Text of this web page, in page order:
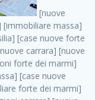
[nuove costruzioni versilia] [vendita case carrara] [immobiliare massa] [case nuove toscana] [case in vendita versilia] [case nuove forte dei marmi] [case in vendita carrara] [case nuove carrara] [nuove costruzioni pietrasanta] [nuove costruzioni forte dei marmi] [immobiliare versilia] [case nuove massa] [case nuove pietrasanta] [case nuove liguria] [immobiliare forte dei marmi] [nuove costruzioni liguria] [nuove costruzioni carrara] [nuove costruzioni massa] [immobiliare carrara] case in vendita toscana [immobiliare liguria] [case in vendita massa] [vendita case massa] [vendita case versilia] [nuove costruzioni toscana] [immobiliare pietrasanta] [immobiliare toscana] [case nuove versilia] nuove costruzioni case nuove in vendita case nuove case in costruzione case nuova costruzione appartamenti nuova costruzione case in vendita nuove costruzioni terreno edificabile nuove costruzioni milano marina di carrara carrara massa massa carrara toscana versilia case in vendita a milano case in vendita a roma appartamenti nuovi in vendita vendita case milano case in vendita torino case in vendita milano case di nuova costruzione nuove costruzioni roma case in vendita roma , appartamenti in . vendita case roma vendita case torino villette nuova costruzione vendita case privati cerco casa milano vendita case impresa edile vendita case genova vendita immobili vendita case nuove cerco casa ville nuova costruzione annunci case in vendita case in vendita nuova costruzione nuove case in vendita case in vendita da privati villette a schiera cerco casa in vendita case in affitto vendita nuove costruzioni costruire case affitto affitto negozio milano cerco casa roma cerco casa nuova costruzione appartamenti in costruzione, appartamenti in . case nuove vendita case in vendita nuove case nuove milano nuove costruzioni morena case in vendita costruzioni case case in vendita tor vergata nuova annunci vendita case case in vendita milano centro, appartamenti in . vendita case nuova costruzione case in vendita privati agenzia immobiliare appartamenti di nuova costruzione ville in costruzione case in vendita a opera nuova costruzione nuove costruzioni torino, appartamenti in . appartamenti nuovi impresa edile roma trova casa costruzioni nuove appartamenti in affitto cantieri in costruzione, appartamenti in . immobiliare nuove costruzioni case in vendita dragona appartamenti in vendita siti vendita case case in vendita roma nord nuovi costruzioni ville nuove in vendita nuove costruzioni in vendita trovocasa cerco casa affitto villette in vendita nuove costruzioni immobiliari nuove costruzioni bologna toscano immobiliare palermo nuovi appartamenti vendita case dragona nuova costruzione case in vendita villaggio prenestino, appartamenti in . case in vendita dal costruttore imprese edili torino nuove costruzioni firenze immobiliare case nuove in costruzione toscano immobiliare milano, appartamenti in . casanuova case in vendita acilia dragona case in vendita di nuova costruzione case in vendita da costruttore nuove costruzioni eur case e cantieri appartamenti in vendita nuova costruzione case in vendita a dragona roma case in vendita nuove case in costruzione porta portese immobiliare appartamenti cerco casa disperatamente case in vendita torresina cascine in vendita vendita immobili roma, appartamenti in . milano nuove costruzioni morena case in vendita costruzioni edili nuove costruzioni catania visure catastali on line gratis nuove costruzioni monza case in costruzione milano, appartamenti in . nuove costruzioni boccea vendita immobili milano attico immobiliare roma vendita imprese edili bergamo impresa edile bologna case in vendita a classe appartamento nuovo nuove costruzioni pietralata case costruzione case in vendita roma sud nuove costruzioni residenziali a milano appartamenti nuova costruzione milano case in vendita boccea case in vendita morena nuove costruzioni vendita immobili privati, appartamenti in . comprare casa nuova costruzione case in vendita con leasing case in vendita ostia antica case nuova costruzione milano appartamenti nuovi milano case nuove roma nuove costruzioni bari edilizia convenzionata case in vendita a tortona villaggio prenestino case in vendita toscano immobiliare professione casa nuove costruzioni parma impresa costruzioni nuove case nuove costruzioni bergamo vendita immobili torino ville di nuova costruzione solo affitti appartamento nuovo in vendita appartamenti nuova costruzione roma case nuova costruzione roma, appartamenti in . nuove costruzioni a milano case in costruzione roma impresa di costruzioni grimaldi immobiliare costruzioni villetta nuova costruzione case in vendita da imprese edili cerco casa a acquisto casa in costruzione nuove costruzioni mare costruzioni immobiliari cantieri nuove costruzioni acquisto casa nuova costruzione nuove costruzioni padova comprare casa in costruzione impresa edile napoli nuove costruzioni pescara casa risorse immobiliari, appartamenti in . immobili in costruzione villette nuove villette nuove in vendita gabetti imprese edili verona nuove costruzioni milano sud nuovi immobili nuove costruzioni legnano, appartamenti in . cantieri nuove costruzioni milano villa nuova case vendita nuove costruzioni appartamenti in vendita nuovi immobili nuovi costruttori case imprese edili brescia nuovi appartamenti milano case in vendita selva nera casa nuova retecasa case nuova costruzione in vendita monolocale imprese edili firenze imprese edili padova frimm vendita case dragona nuove costruzioni vendita imprese edili parma imprese di costruzioni milano immobiliare toscano frimm immobiliare roma case case dal costruttore acquisto terreno agricolo imprese edili italiane roma vende casa case nuove a milano nuove costruzioni a roma imprese costruzioni roma cerco casa nuova immobili di nuova costruzione case in vendita castelverde roma impresa edile palermo rent to buy roma nuove costruzioni, appartamenti in . tempocasa case in vendita a riscatto nuove costruzioni varese nuove costruzioni bolzano vendita case in costruzione nuove costruzioni lecce cantiere milano costruire villa imprese edili treviso impresa edile catania case in vendita roma tiburtina vendita appartamenti nuova costruzione vendita immobili commerciali case nuove in vendita milano nuove costruzioni seregno cerca casa vendita cerco casa milano vendita nuove costruzioni milano ovest vendita case nuove milano imprese edili modena nuove costruzioni milano centro case in vendita aranova nuove abitazioni, appartamenti in ., appartamenti in . nuove costruzioni brescia nuove costruzioni como appartamenti nuovi in vendita a milano case in vendita bologna nuove costruzioni appartamenti in vendita milano nuova costruzione imprese edili como morena nuove costruzioni nuove costruzioni case vendita appartamenti nuovi nuove costruzioni salerno eurekasa villette in costruzione bilocali nuovi case nuove in vendita a roma case in vendita con permuta nuove costruzioni trento impresa edile varese imprese costruzioni milano imprese edili venezia case in vendita prenestina imprese edili spa nuove costruzioni gallarate roma nuove costruzioni case in nuova costruzione nuovi case nuove in vendita a milano nuove costruzioni loano nuovi cantieri milano imprese edili novara case in vendita roma est imprese di costruzioni roma appartamenti in costruzione milano nuovi cantieri cerco casa vendita milano nuove costruzioni brugherio vendita case da imprese edili imprese edili udine nuove costruzioni direttamente dal costruttore imprese edili vicenza case in vendita a loano nuova costruzione nuove villette prezzi case nuove case in vendita in costruzione compravendita terreno agricolo cantiere, appartamenti in . case in vendita milano navigli costruzione nuova casa costruzioni nuove milano nuove costruzioni roma rent to buy nuove costruzioni taranto palazzo in costruzione vendita appartamenti nuova costruzione milano centro costruzioni milano case in vendita milano nuove costruzioni case in vendita milano sud impresa edile como case nuove a roma boccea case in vendita imprese edili trento nuove costruzioni buccinasco case in costruzione a milano nuove costruzioni ripamonti case in vendita a salerno nuove costruzioni nuove residenze milano case nuove vendita milano nuove costruzioni milano nord nuove costruzioni livorno vendita nuove costruzioni roma nuove costruzioni liguria costruzioni roma cerco casa roma vendita nuove costruzioni classe a impresa edile rimini nuovi annunci case in vendita nuove costruzioni magenta todini costruzioni case grezze in vendita vendita appartamenti nuovi milano case in vendita gallaratese milano nuove costruzioni arezzo, appartamenti in . case in vendita castelverde case nuove dal costruttore nuovo appartamento nuove costruzioni desenzano imprese edili lombardia imprese edili veneto appartamenti in costruzione roma case vendita pescara nuove costruzioni case in vendita ad acilia imprese edili verona e provincia nuove costruzioni desio appartamenti classe a milano firenze nuove costruzioni pirelli re immobiliare grandi imprese di costruzioni case in vendita torresina roma case in vendita navigli milano nuove costruzioni roma centro nuovecostruzioni appartamenti nuovi a milano impresa edile ancona nuove residenze dragona case in vendita nuove costruzioni brindisi vendita nuove costruzioni milano case in vendita arredate nuove case milano case nuove milano centro sito impresa edile nuove costruzioni montesilvano case vendita monza nuove costruzioni vendita case nuove roma impresa edile monza case in vendita vimercate nuova